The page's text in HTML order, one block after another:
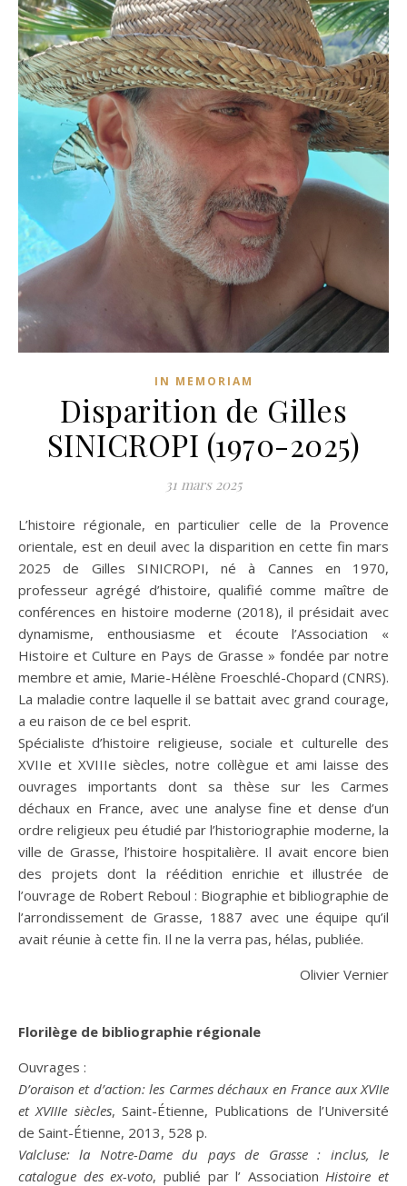
IN MEMORIAM
Disparition de Gilles
SINICROPI (1970-2025)
31 mars 2025
L’histoire régionale, en particulier celle de la Provence
orientale, est en deuil avec la disparition en cette fin mars
2025 de Gilles SINICROPI, né à Cannes en 1970,
professeur agrégé d’histoire, qualifié comme maître de
conférences en histoire moderne (2018), il présidait avec
dynamisme, enthousiasme et écoute l’Association «
Histoire et Culture en Pays de Grasse » fondée par notre
membre et amie, Marie-Hélène Froeschlé-Chopard (CNRS).
La maladie contre laquelle il se battait avec grand courage,
a eu raison de ce bel esprit.
Spécialiste d’histoire religieuse, sociale et culturelle des
XVIIe et XVIIIe siècles, notre collègue et ami laisse des
ouvrages importants dont sa thèse sur les Carmes
déchaux en France, avec une analyse fine et dense d’un
ordre religieux peu étudié par l’historiographie moderne, la
ville de Grasse, l’histoire hospitalière. Il avait encore bien
des projets dont la réédition enrichie et illustrée de
l’ouvrage de Robert Reboul : Biographie et bibliographie de
l’arrondissement de Grasse, 1887 avec une équipe qu’il
avait réunie à cette fin. Il ne la verra pas, hélas, publiée.
Olivier Vernier
Florilège de bibliographie régionale
Ouvrages :
D’oraison et d’action: les Carmes déchaux en France aux XVIIe
et XVIIIe siècles, Saint-Étienne, Publications de l’Université
de Saint-Étienne, 2013, 528 p.
Valcluse: la Notre-Dame du pays de Grasse : inclus, le
catalogue des ex-voto, publié par l’ Association Histoire et